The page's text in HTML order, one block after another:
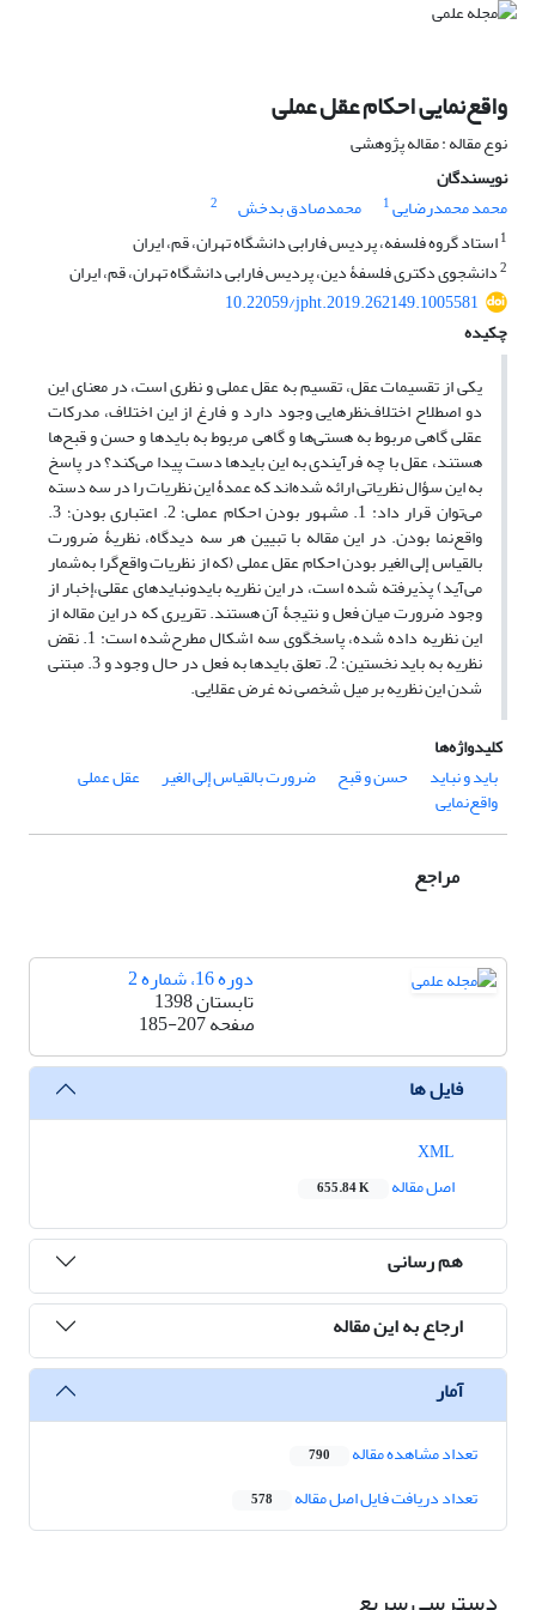
واقع‌نمایی احکام عقل عملی
نوع مقاله : مقاله پژوهشی
نویسندگان
محمد محمدرضایی1 محمدصادق بدخش
2
1استاد گروه فلسفه، پردیس فارابی دانشگاه تهران، قم، ایران
2دانشجوی دکتری فلسفۀ دین، پردیس فارابی دانشگاه تهران، قم، ایران
10.22059/jpht.2019.262149.1005581
چکیده
یکی از تقسیمات عقل، تقسیم به عقل عملی و نظری است، در معنای این
دو اصطلاح اختلاف‌نظرهایی وجود دارد و فارغ از این اختلاف، مدرکات
عقلی گاهی مربوط به هستی‌ها و گاهی مربوط به بایدها و حسن و قبح‌ها
هستند، عقل با چه فرآیندی به این بایدها دست پیدا می‌کند؟ در پاسخ
به این سؤال نظریاتی ارائه شده‌اند که عمدۀ این نظریات را در سه دسته
می‌توان قرار داد: 1. مشهور بودن احکام عملی؛ 2. اعتباری بودن؛ 3.
واقع‌نما بودن. در این مقاله با تبیین هر سه دیدگاه، نظریۀ ضرورت
بالقیاس إلی الغیر بودن احکام عقل عملی (که از نظریات واقع‌گرا به‌شمار
می‌آید) پذیرفته شده است، در این نظریه بایدونبایدهای عقلی،إخبار از
وجود ضرورت میان فعل و نتیجۀ آن هستند. تقریری که در این مقاله از
این نظریه داده شده، پاسخگوی سه اشکال مطرح‌شده است: 1. نقض
نظریه به باید نخستین؛ 2. تعلق بایدها به فعل در حال وجود و 3. مبتنی
شدن این نظریه بر میل شخصی نه غرض عقلایی.
کلیدواژه‌ها
باید و نباید
حسن ‌و قبح ضرورت بالقیاس إلی الغیر عقل عملی
واقع‌نمایی
مراجع
دوره 16، شماره 2
تابستان 1398
صفحه185-207
فایل ها
اصل مقاله
655.84 K
هم رسانی
ارجاع به این مقاله
آمار
تعداد مشاهده مقاله 790
تعداد دریافت فایل اصل مقاله 578